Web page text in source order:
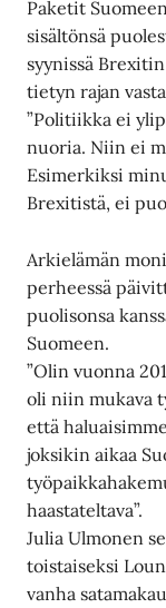
Paketit
sisältönsä
syynissä
tietyn rajan
”Politiikka ei
nuoria. Niin ei
Esimerkiksi
Brexitistä, ei
Arkielämän
perheessä
puolisonsa
Suomeen.
”Olin vuonna
oli niin mukava
että
joksikin aikaa
haastateltava”.
Julia Ulmonen
toistaiseksi
vanha